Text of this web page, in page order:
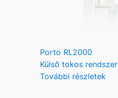
Porto RL2000
Külső tokos rendszer
További részletek